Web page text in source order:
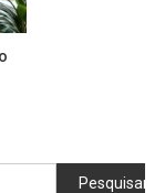
Pesquisar